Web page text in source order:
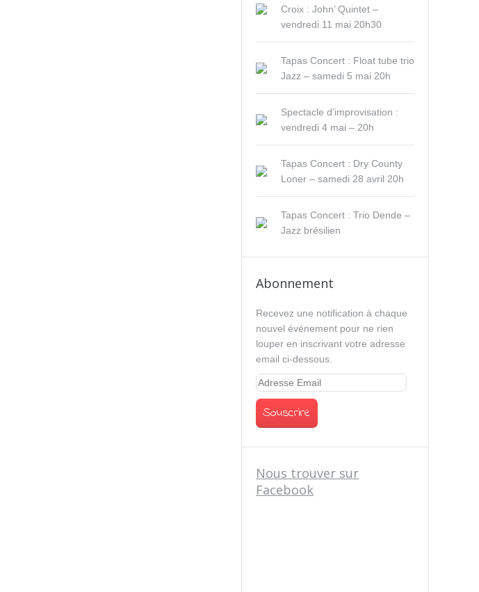
Croix : John’ Quintet –
vendredi 11 mai 20h30
Tapas Concert : Float tube trio
Jazz – samedi 5 mai 20h
Spectacle d’improvisation :
vendredi 4 mai – 20h
Tapas Concert : Dry County
Loner – samedi 28 avril 20h
Tapas Concert : Trio Dende –
Jazz brésilien
Abonnement
Recevez une notification à chaque
nouvel événement pour ne rien
louper en inscrivant votre adresse
email ci-dessous.
Nous trouver sur
Facebook